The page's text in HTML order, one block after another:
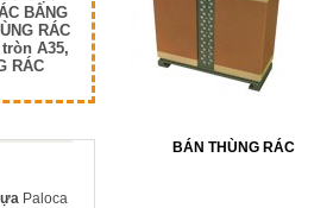
BẰNG
RÁC
A35,
RÁC
Paloca
BÁN THÙNG RÁC